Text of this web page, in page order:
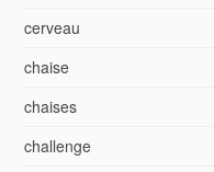
cerveau
chaise
chaises
challenge